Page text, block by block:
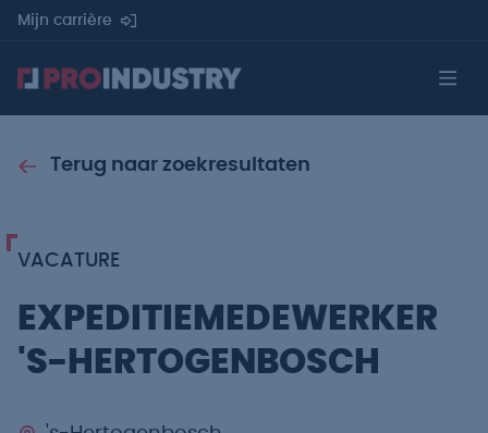
Mijn carrière
Terug naar zoekresultaten
VACATURE
EXPEDITIEMEDEWERKER
'S-HERTOGENBOSCH